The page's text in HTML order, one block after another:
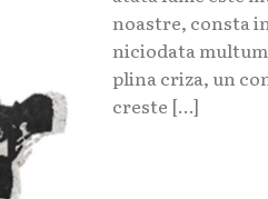
noastre, consta
niciodata
plina criza, un
creste […]